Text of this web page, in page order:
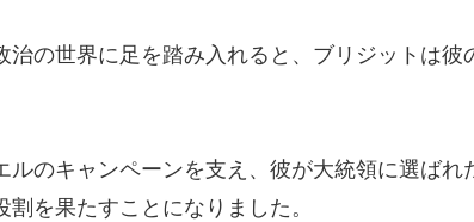
治の世界に足を踏み入れると、ブリジットは彼
ルのキャンペーンを支え、彼が大統領に選ばれ
割を果たすことになりました。